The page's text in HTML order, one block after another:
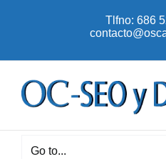
Tlfno: 686
Go to...